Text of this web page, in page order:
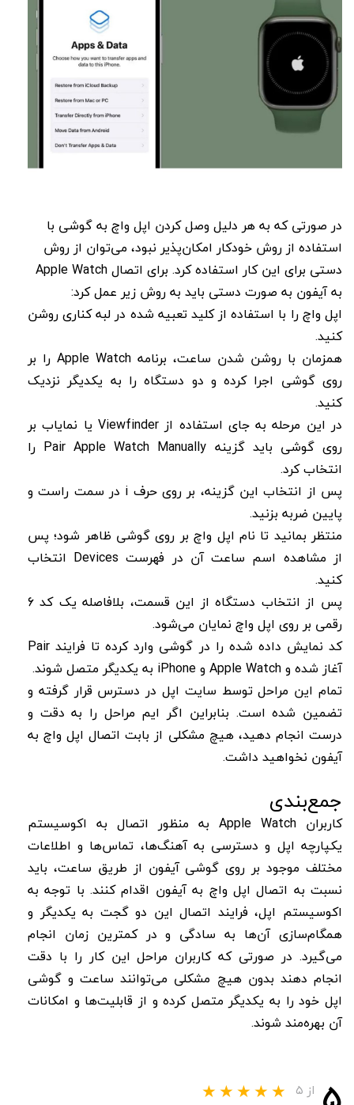
در صورتی که به هر دلیل وصل کردن اپل واچ به گوشی با
استفاده از روش خودکار امکان‌پذیر نبود، می‌توان از روش
دستی برای این کار استفاده کرد. برای اتصال Apple Watch
به آیفون به صورت دستی باید به روش زیر عمل کرد:
اپل واچ را با استفاده از کلید تعبیه شده در لبه کناری روشن
کنید.
همزمان با روشن شدن ساعت، برنامه Apple Watch را بر
روی گوشی اجرا کرده و دو دستگاه را به یکدیگر نزدیک
کنید.
در این مرحله به جای استفاده از Viewfinder یا نمایاب بر
روی گوشی باید گزینه Pair Apple Watch Manually را
انتخاب کرد.
پس از انتخاب این گزینه، بر روی حرف i در سمت راست و
پایین ضربه بزنید.
منتظر بمانید تا نام اپل واچ بر روی گوشی ظاهر شود؛ پس
از مشاهده اسم ساعت آن در فهرست Devices انتخاب
کنید.
پس از انتخاب دستگاه از این قسمت، بلافاصله یک کد 6
رقمی بر روی اپل واچ نمایان می‌شود.
کد نمایش داده شده را در گوشی وارد کرده تا فرایند Pair
آغاز شده و Apple Watch و iPhone به یکدیگر متصل شوند.
تمام این مراحل توسط سایت اپل در دسترس قرار گرفته و
تضمین شده است. بنابراین اگر ایم مراحل را به دقت و
درست انجام دهید، هیچ مشکلی از بابت اتصال اپل واچ به
آیفون نخواهید داشت.
جمع‌بندی
کاربران Apple Watch به منظور اتصال به اکوسیستم
یکپارچه اپل و دسترسی به آهنگ‌ها، تماس‌ها و اطلاعات
مختلف موجود بر روی گوشی آیفون از طریق ساعت، باید
نسبت به اتصال اپل واچ به آیفون اقدام کنند. با توجه به
اکوسیستم اپل، فرایند اتصال این دو گجت به یکدیگر و
همگام‌سازی آن‌ها به سادگی و در کمترین زمان انجام
می‌گیرد. در صورتی که کاربران مراحل این کار را با دقت
انجام دهند بدون هیچ مشکلی می‌توانند ساعت و گوشی
اپل خود را به یکدیگر متصل کرده و از قابلیت‌ها و امکانات
آن بهره‌مند شوند.
از ۵